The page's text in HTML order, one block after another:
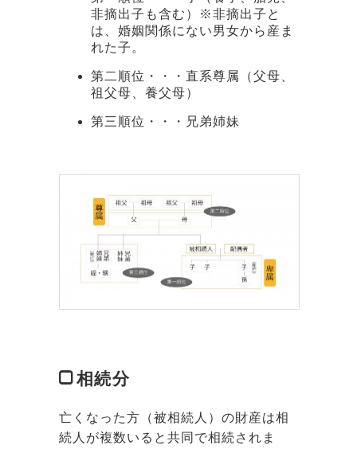
非摘出子も含む）※非摘出子と
は、婚姻関係にない男女から産ま
れた子。
第二順位・・・直系尊属（父母、
祖父母、養父母）
第三順位・・・兄弟姉妹
相続分
亡くなった方（被相続人）の財産は相
続人が複数いると共同で相続されま